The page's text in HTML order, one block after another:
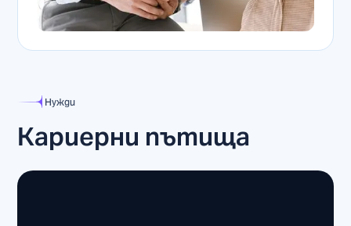
Нужди
Кариерни пътища